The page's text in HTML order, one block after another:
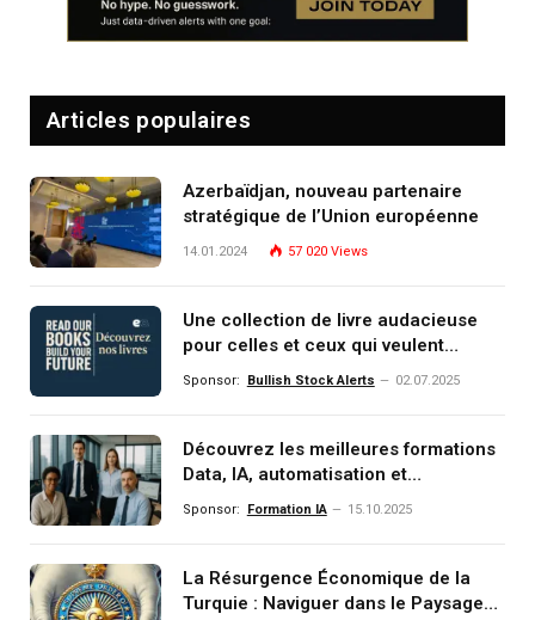
Articles populaires
Azerbaïdjan, nouveau partenaire
stratégique de l’Union européenne
14.01.2024 57 020 Views
Une collection de livre audacieuse
pour celles et ceux qui veulent
comprendre, investir et dominer le
Sponsor: Bullish Stock Alerts 02.07.2025
Découvrez les meilleures formations
Data, IA, automatisation et
investissement (gestion de
Sponsor: Formation IA 15.10.2025
La Résurgence Économique de la
Turquie : Naviguer dans le Paysage